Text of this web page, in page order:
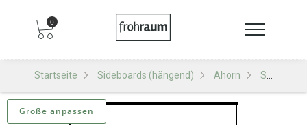
0
Startseite Sideboards (hängend) Ahorn SH501 Sideboard (hängend)
Größe anpassen